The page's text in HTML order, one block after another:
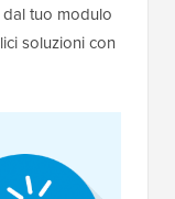
tuo modulo
soluzioni con